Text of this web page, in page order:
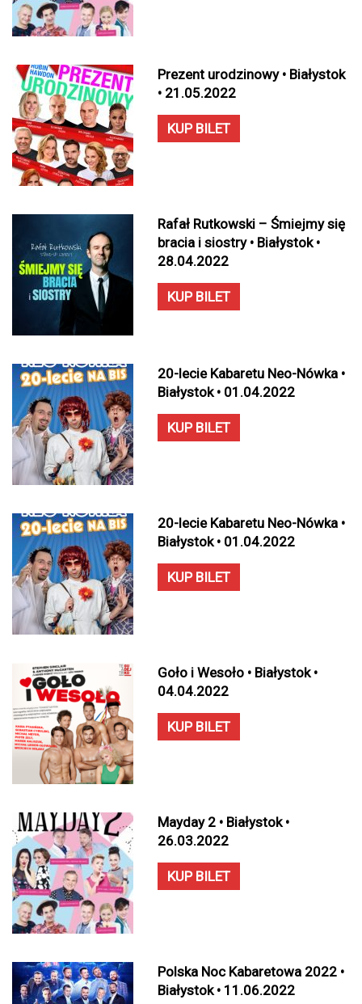
Prezent urodzinowy • Białystok
• 21.05.2022
KUP BILET
Rafał Rutkowski – Śmiejmy się
bracia i siostry • Białystok •
28.04.2022
KUP BILET
20-lecie Kabaretu Neo-Nówka •
Białystok • 01.04.2022
KUP BILET
20-lecie Kabaretu Neo-Nówka •
Białystok • 01.04.2022
KUP BILET
Goło i Wesoło • Białystok •
04.04.2022
KUP BILET
Mayday 2 • Białystok •
26.03.2022
KUP BILET
Polska Noc Kabaretowa 2022 •
Białystok • 11.06.2022